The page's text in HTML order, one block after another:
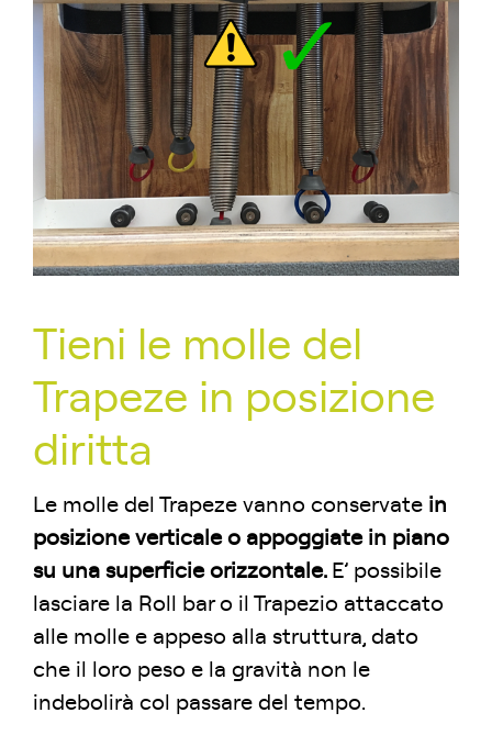
Tieni le molle del
Trapeze in posizione
diritta
Le molle del Trapeze vanno conservate in
posizione verticale o appoggiate in piano
su una superficie orizzontale. E’ possibile
lasciare la Roll bar o il Trapezio attaccato
alle molle e appeso alla struttura, dato
che il loro peso e la gravità non le
indebolirà col passare del tempo.